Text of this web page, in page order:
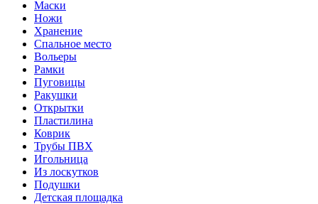
Маски
Ножи
Хранение
Спальное место
Вольеры
Рамки
Пуговицы
Ракушки
Открытки
Пластилина
Коврик
Трубы ПВХ
Игольница
Из лоскутков
Подушки
Детская площадка